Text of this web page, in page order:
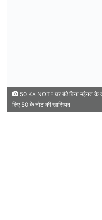
50 KA NOTE घर बैठे बिना महेनत
लिए 50 के नोट की खासियत